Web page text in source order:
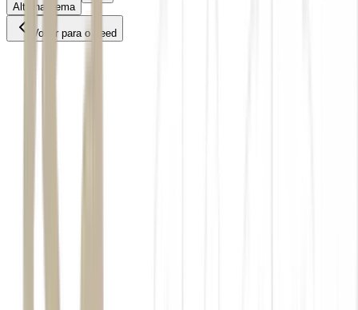
Alternar tema
Voltar para o Feed